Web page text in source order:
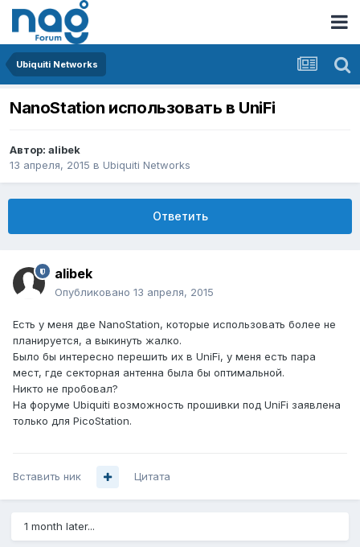
Ubiquiti Networks
NanoStation использовать в UniFi
Автор: alibek
13 апреля, 2015 в Ubiquiti Networks
Ответить
alibek
Опубликовано 13 апреля, 2015
Есть у меня две NanoStation, которые использовать более не
планируется, а выкинуть жалко.
Было бы интересно перешить их в UniFi, у меня есть пара
мест, где секторная антенна была бы оптимальной.
Никто не пробовал?
На форуме Ubiquiti возможность прошивки под UniFi заявлена
только для PicoStation.
Вставить ник Цитата
1 month later...